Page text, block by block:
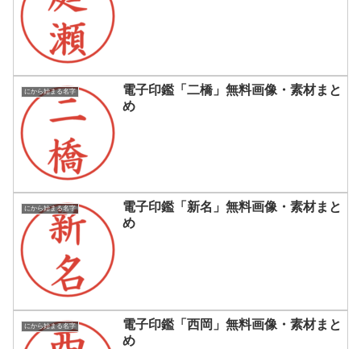
にから始まる名字
電子印鑑「二橋」無料画像・素材まと
め
にから始まる名字
電子印鑑「新名」無料画像・素材まと
め
にから始まる名字
電子印鑑「西岡」無料画像・素材まと
め